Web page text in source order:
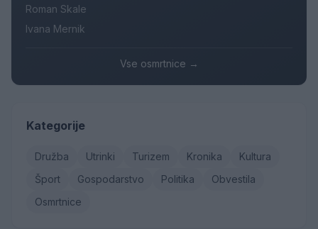
Roman Skale
Ivana Mernik
Vse osmrtnice →
Kategorije
Družba Utrinki Turizem Kronika
Kultura
Šport
Gospodarstvo Politika
Obvestila
Osmrtnice